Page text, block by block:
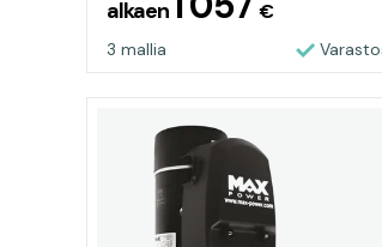
alkaen €
3 mallia